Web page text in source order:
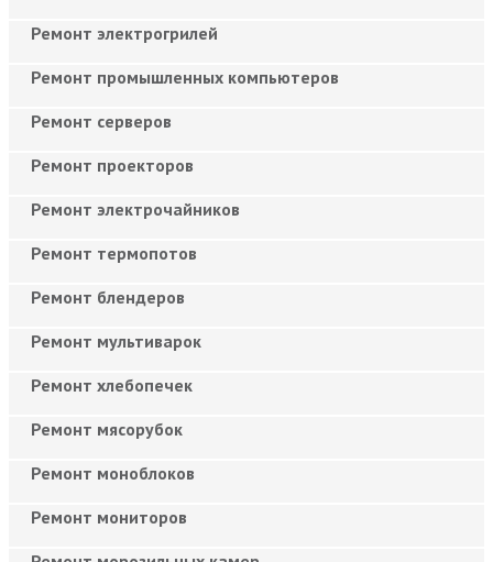
Ремонт электрогрилей
Ремонт промышленных компьютеров
Ремонт серверов
Ремонт проекторов
Ремонт электрочайников
Ремонт термопотов
Ремонт блендеров
Ремонт мультиварок
Ремонт хлебопечек
Ремонт мясорубок
Ремонт моноблоков
Ремонт мониторов